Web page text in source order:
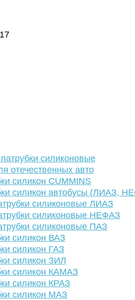
силиконовые
отечественных авто
силикон CUMMINS
силикон автобусы (ЛИАЗ,
силиконовые ЛИАЗ
силиконовые НЕФАЗ
силиконовые ПАЗ
силикон ВАЗ
силикон ГАЗ
силикон ЗИЛ
силикон КАМАЗ
силикон КРАЗ
силикон МАЗ